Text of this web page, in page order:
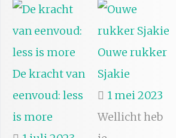
De kracht van
eenvoud: less
is more
Ouwe rukker
Sjakie
1 mei 2023
Wellicht heb